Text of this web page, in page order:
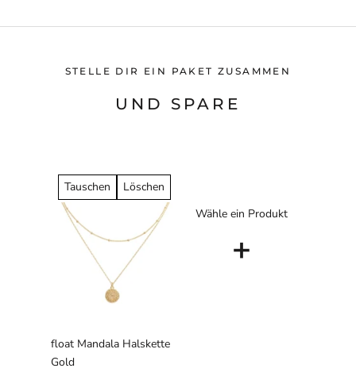
STELLE DIR EIN PAKET ZUSAMMEN
UND SPARE
Tauschen Löschen
float Mandala Halskette
Gold
Wähle ein Produkt
+